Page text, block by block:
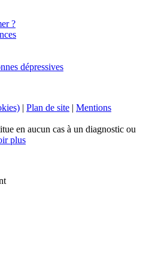
?
dépressives
| Plan de site | Mentions
en aucun cas à un diagnostic ou
plus